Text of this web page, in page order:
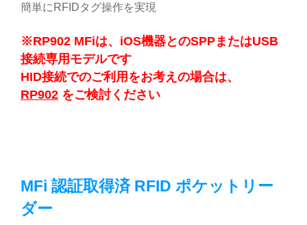
簡単にRFIDタグ操作を実現
※RP902 MFiは、iOS機器とのSPPまたはUSB
接続専用モデルです
HID接続でのご利用をお考えの場合は、
RP902 をご検討ください
MFi 認証取得済 RFID ポケットリー
ダー